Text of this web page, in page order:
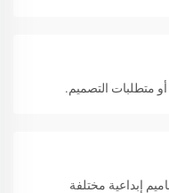
متطلبات التصميم.
إبداعية مختلفة